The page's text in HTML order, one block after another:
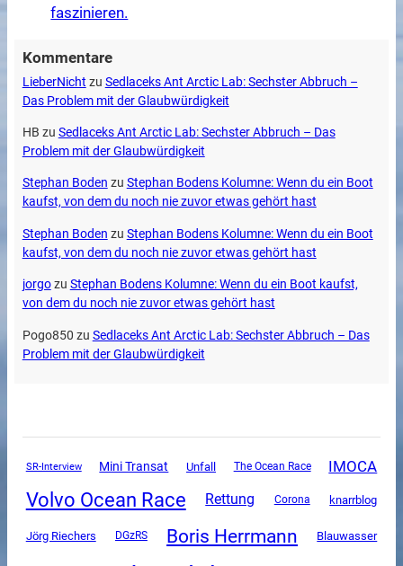
faszinieren.
Kommentare
LieberNicht zu Sedlaceks Ant Arctic Lab: Sechster Abbruch –
Das Problem mit der Glaubwürdigkeit
HB zu Sedlaceks Ant Arctic Lab: Sechster Abbruch – Das
Problem mit der Glaubwürdigkeit
Stephan Boden zu Stephan Bodens Kolumne: Wenn du ein Boot
kaufst, von dem du noch nie zuvor etwas gehört hast
Stephan Boden zu Stephan Bodens Kolumne: Wenn du ein Boot
kaufst, von dem du noch nie zuvor etwas gehört hast
jorgozu Stephan Bodens Kolumne: Wenn du ein Boot kaufst,
von dem du noch nie zuvor etwas gehört hast
Pogo850 zu Sedlaceks Ant Arctic Lab: Sechster Abbruch – Das
Problem mit der Glaubwürdigkeit
SR-Interview Mini Transat Unfall The Ocean Race IMOCA
Volvo Ocean Race Rettung Corona knarrblog
Jörg Riechers DGzRS Boris Herrmann Blauwasser